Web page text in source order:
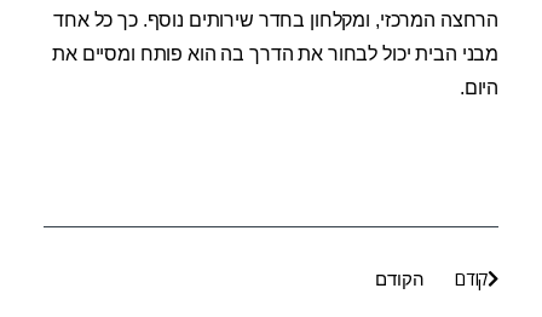
הרחצה המרכזי, ומקלחון בחדר שירותים נוסף. כך כל אחד
מבני הבית יכול לבחור את הדרך בה הוא פותח ומסיים את
היום.
קודם הקודם